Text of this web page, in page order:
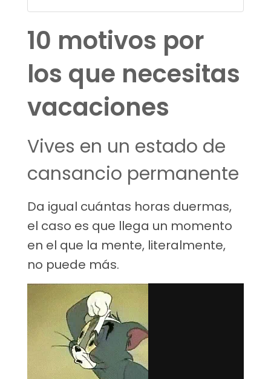
10 motivos por
los que necesitas
vacaciones
Vives en un estado de
cansancio permanente
Da igual cuántas horas duermas,
el caso es que llega un momento
en el que la mente, literalmente,
no puede más.